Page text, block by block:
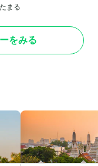
たまる
をみる